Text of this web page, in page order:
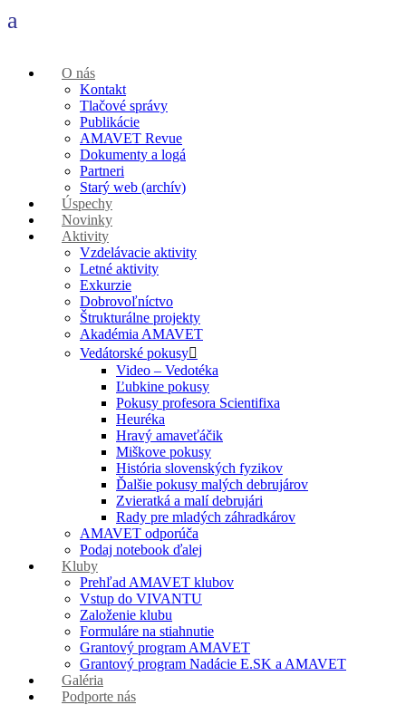
O nás
Kontakt
Tlačové správy
Publikácie
AMAVET Revue
Dokumenty a logá
Partneri
Starý web (archív)
Úspechy
Novinky
Aktivity
Vzdelávacie aktivity
Letné aktivity
Exkurzie
Dobrovoľníctvo
Štrukturálne projekty
Akadémia AMAVET
Vedátorské pokusy
Video – Vedotéka
Ľubkine pokusy
Pokusy profesora Scientifixa
Heuréka
Hravý amaveťáčik
Miškove pokusy
História slovenských fyzikov
Ďalšie pokusy malých debrujárov
Zvieratká a malí debrujári
Rady pre mladých záhradkárov
AMAVET odporúča
Podaj notebook ďalej
Kluby
Prehľad AMAVET klubov
Vstup do VIVANTU
Založenie klubu
Formuláre na stiahnutie
Grantový program AMAVET
Grantový program Nadácie E.SK a AMAVET
Galéria
Podporte nás